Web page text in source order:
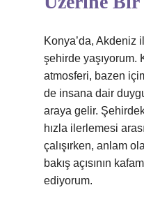
Konya’da, Akdeniz
şehirde yaşıyorum.
atmosferi, bazen
de insana dair
araya gelir.
hızla ilerlemesi
çalışırken, anlam
bakış açısının
ediyorum.